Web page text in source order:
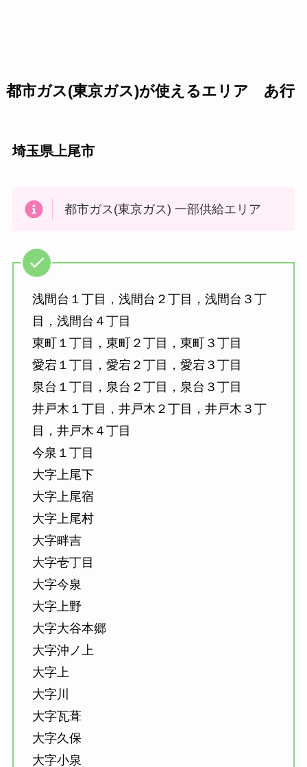
都市ガス(東京ガス)が使えるエリア あ行
埼玉県上尾市
都市ガス(東京ガス) 一部供給エリア
浅間台１丁目，浅間台２丁目，浅間台３丁
目，浅間台４丁目
東町１丁目，東町２丁目，東町３丁目
愛宕１丁目，愛宕２丁目，愛宕３丁目
泉台１丁目，泉台２丁目，泉台３丁目
井戸木１丁目，井戸木２丁目，井戸木３丁
目，井戸木４丁目
今泉１丁目
大字上尾下
大字上尾宿
大字上尾村
大字畔吉
大字壱丁目
大字今泉
大字上野
大字大谷本郷
大字沖ノ上
大字上
大字川
大字瓦葺
大字久保
大字小泉